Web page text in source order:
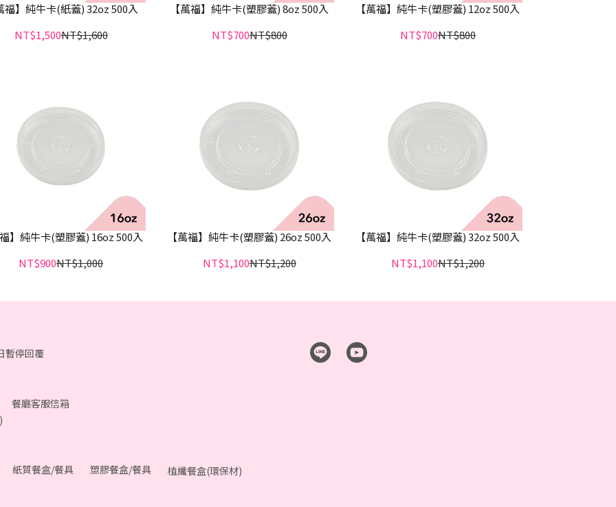
福】純牛卡(紙蓋) 32oz 500入
NT$1,500NT$1,600
【萬福】純牛卡(塑膠蓋) 8oz 500入
NT$700NT$800
【萬福】純牛卡(塑膠蓋) 12oz 500入
NT$700NT$800
】純牛卡(塑膠蓋) 16oz 500入
NT$900NT$1,000
【萬福】純牛卡(塑膠蓋) 26oz 500入
NT$1,100NT$1,200
【萬福】純牛卡(塑膠蓋) 32oz 500入
NT$1,100NT$1,200
暫停回覆
餐廳客服信箱
紙質餐盒/餐具 塑膠餐盒/餐具 植纖餐盒(環保材)